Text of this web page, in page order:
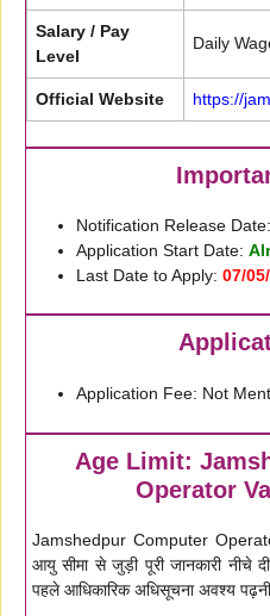
Salary / Pay
Level
Daily
Official Website https://
Notification Release Date:
Application Start Date:
Last Date to Apply: 07/
Application Fee: Not
Age Limit:
Operator
Jamshedpur Computer
आयु सीमा से जुड़ी पूरी जानकारी नीचे
पहले आधिकारिक अधिसूचना अवश्य पढ़नी